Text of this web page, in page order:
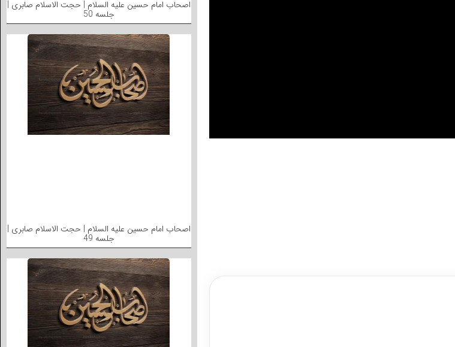
اصحاب امام حسین علیه السلام | حجت الاسلام صابری |
جلسه 50
اصحاب امام حسین علیه السلام | حجت الاسلام صابری |
جلسه 49